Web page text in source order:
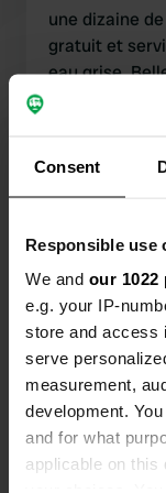
Consent
Responsible use
We and our 1022
e.g. your IP-
store and access
serve
measurement,
development.
and for what
applicable on this
une dizaine
gratuit et
eau grise.
Contact